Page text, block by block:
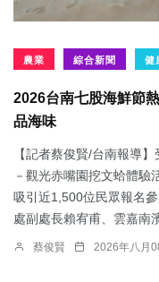
農業 綜合新聞 健
2026台南七股海鮮節
品海味
【記者蔡俊賢/台南報導
－觀光赤嘴園挖文蛤體驗
吸引近1,500位民眾報名
處副處長賴宥甫、雲嘉南
蔡俊賢 2026年八月